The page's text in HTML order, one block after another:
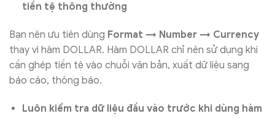
tiền tệ thông thường
Bạn nên ưu tiên dùng Format → Number → Currency
thay vì hàm DOLLAR. Hàm DOLLAR chỉ nên sử dụng khi
cần ghép tiền tệ vào chuỗi văn bản, xuất dữ liệu sang
báo cáo, thông báo.
Luôn kiểm tra dữ liệu đầu vào trước khi dùng hàm